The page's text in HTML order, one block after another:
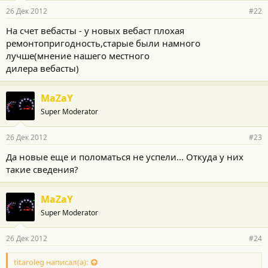
26 Дек 2012 #22
На счет вебасты - у новых вебаст плохая
ремонтопригодность,старые были намного
лучше(мнение нашего местного
дилера вебасты)
MaZaY
Super Moderator
26 Дек 2012 #23
Да новые еще и поломаться не успели... Откуда у них
такие сведения?
MaZaY
Super Moderator
26 Дек 2012 #24
titaroleg написал(а):